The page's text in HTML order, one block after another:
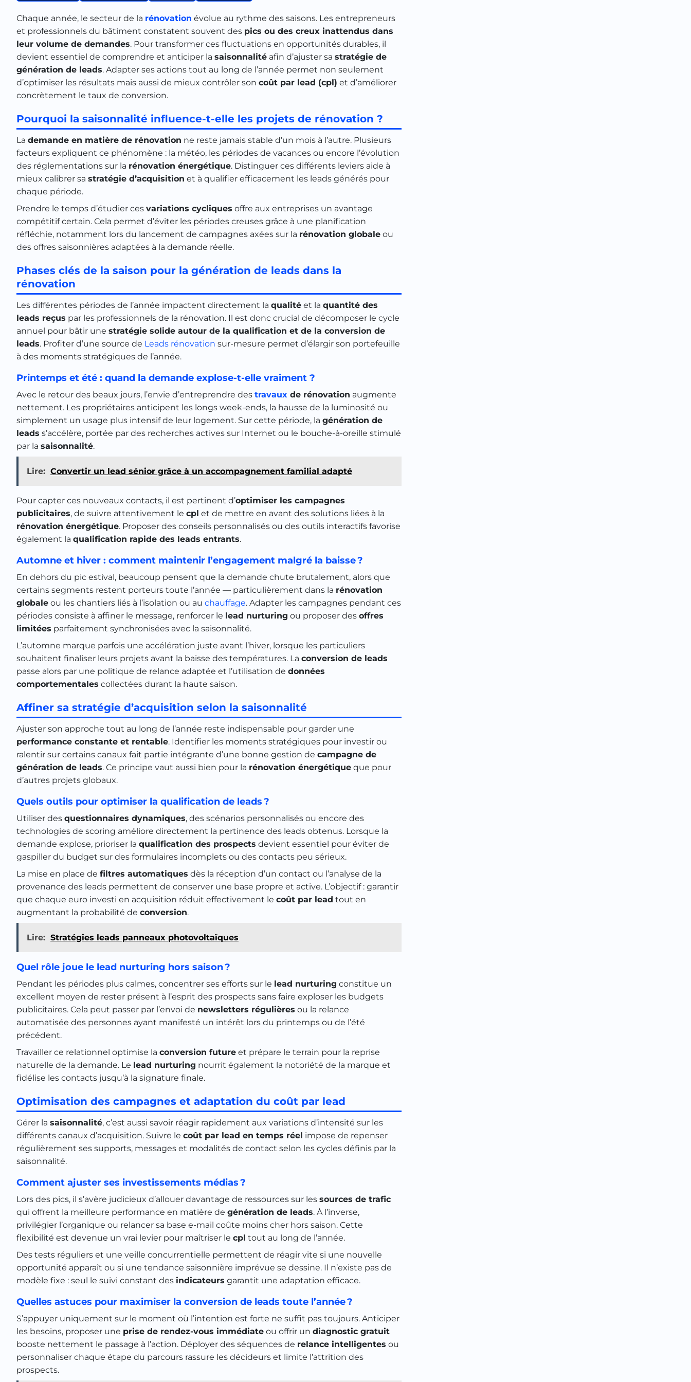
Chaque année, le secteur de la rénovation évolue au rythme des saisons. Les entrepreneurs
et professionnels du bâtiment constatent souvent des pics ou des creux inattendus dans
leur volume de demandes. Pour transformer ces fluctuations en opportunités durables, il
devient essentiel de comprendre et anticiper la saisonnalité afin d’ajuster sa stratégie de
génération de leads. Adapter ses actions tout au long de l’année permet non seulement
d’optimiser les résultats mais aussi de mieux contrôler son coût par lead (cpl) et d’améliorer
concrètement le taux de conversion.
Pourquoi la saisonnalité influence-t-elle les projets de rénovation ?
La demande en matière de rénovation ne reste jamais stable d’un mois à l’autre. Plusieurs
facteurs expliquent ce phénomène : la météo, les périodes de vacances ou encore l’évolution
des réglementations sur la rénovation énergétique. Distinguer ces différents leviers aide à
mieux calibrer sa stratégie d’acquisition et à qualifier efficacement les leads générés pour
chaque période.
Prendre le temps d’étudier ces variations cycliques offre aux entreprises un avantage
compétitif certain. Cela permet d’éviter les périodes creuses grâce à une planification
réfléchie, notamment lors du lancement de campagnes axées sur la rénovation globale ou
des offres saisonnières adaptées à la demande réelle.
Phases clés de la saison pour la génération de leads dans la
rénovation
Les différentes périodes de l’année impactent directement la qualité et la quantité des
leads reçus par les professionnels de la rénovation. Il est donc crucial de décomposer le cycle
annuel pour bâtir une stratégie solide autour de la qualification et de la conversion de
leads. Profiter d’une source de Leads rénovation sur-mesure permet d’élargir son portefeuille
à des moments stratégiques de l’année.
Printemps et été : quand la demande explose-t-elle vraiment ?
Avec le retour des beaux jours, l’envie d’entreprendre des travaux de rénovation augmente
nettement. Les propriétaires anticipent les longs week-ends, la hausse de la luminosité ou
simplement un usage plus intensif de leur logement. Sur cette période, la génération de
leads s’accélère, portée par des recherches actives sur Internet ou le bouche-à-oreille stimulé
par la saisonnalité.
Lire: Convertir un lead sénior grâce à un accompagnement familial adapté
Pour capter ces nouveaux contacts, il est pertinent d’optimiser les campagnes
publicitaires, de suivre attentivement le cpl et de mettre en avant des solutions liées à la
rénovation énergétique. Proposer des conseils personnalisés ou des outils interactifs favorise
également la qualification rapide des leads entrants.
Automne et hiver : comment maintenir l’engagement malgré la baisse ?
En dehors du pic estival, beaucoup pensent que la demande chute brutalement, alors que
certains segments restent porteurs toute l’année — particulièrement dans la rénovation
globale ou les chantiers liés à l’isolation ou au chauffage. Adapter les campagnes pendant ces
périodes consiste à affiner le message, renforcer le lead nurturing ou proposer des offres
limitées parfaitement synchronisées avec la saisonnalité.
L’automne marque parfois une accélération juste avant l’hiver, lorsque les particuliers
souhaitent finaliser leurs projets avant la baisse des températures. La conversion de leads
passe alors par une politique de relance adaptée et l’utilisation de données
comportementales collectées durant la haute saison.
Affiner sa stratégie d’acquisition selon la saisonnalité
Ajuster son approche tout au long de l’année reste indispensable pour garder une
performance constante et rentable. Identifier les moments stratégiques pour investir ou
ralentir sur certains canaux fait partie intégrante d’une bonne gestion de campagne de
génération de leads. Ce principe vaut aussi bien pour la rénovation énergétique que pour
d’autres projets globaux.
Quels outils pour optimiser la qualification de leads ?
Utiliser des questionnaires dynamiques, des scénarios personnalisés ou encore des
technologies de scoring améliore directement la pertinence des leads obtenus. Lorsque la
demande explose, prioriser la qualification des prospects devient essentiel pour éviter de
gaspiller du budget sur des formulaires incomplets ou des contacts peu sérieux.
La mise en place de filtres automatiques dès la réception d’un contact ou l’analyse de la
provenance des leads permettent de conserver une base propre et active. L’objectif : garantir
que chaque euro investi en acquisition réduit effectivement le coût par lead tout en
augmentant la probabilité de conversion.
Lire: Stratégies leads panneaux photovoltaïques
Quel rôle joue le lead nurturing hors saison ?
Pendant les périodes plus calmes, concentrer ses efforts sur le lead nurturing constitue un
excellent moyen de rester présent à l’esprit des prospects sans faire exploser les budgets
publicitaires. Cela peut passer par l’envoi de newsletters régulières ou la relance
automatisée des personnes ayant manifesté un intérêt lors du printemps ou de l’été
précédent.
Travailler ce relationnel optimise la conversion future et prépare le terrain pour la reprise
naturelle de la demande. Le lead nurturing nourrit également la notoriété de la marque et
fidélise les contacts jusqu’à la signature finale.
Optimisation des campagnes et adaptation du coût par lead
Gérer la saisonnalité, c’est aussi savoir réagir rapidement aux variations d’intensité sur les
différents canaux d’acquisition. Suivre le coût par lead en temps réel impose de repenser
régulièrement ses supports, messages et modalités de contact selon les cycles définis par la
saisonnalité.
Comment ajuster ses investissements médias ?
Lors des pics, il s’avère judicieux d’allouer davantage de ressources sur les sources de trafic
qui offrent la meilleure performance en matière de génération de leads. À l’inverse,
privilégier l’organique ou relancer sa base e-mail coûte moins cher hors saison. Cette
flexibilité est devenue un vrai levier pour maîtriser le cpl tout au long de l’année.
Des tests réguliers et une veille concurrentielle permettent de réagir vite si une nouvelle
opportunité apparaît ou si une tendance saisonnière imprévue se dessine. Il n’existe pas de
modèle fixe : seul le suivi constant des indicateurs garantit une adaptation efficace.
Quelles astuces pour maximiser la conversion de leads toute l’année ?
S’appuyer uniquement sur le moment où l’intention est forte ne suffit pas toujours. Anticiper
les besoins, proposer une prise de rendez-vous immédiate ou offrir un diagnostic gratuit
booste nettement le passage à l’action. Déployer des séquences de relance intelligentes ou
personnaliser chaque étape du parcours rassure les décideurs et limite l’attrition des
prospects.